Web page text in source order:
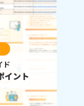
ド
イント